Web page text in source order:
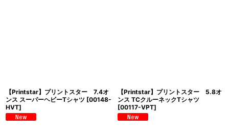
【Printstar】プリントスター 7.4オ
ンス スーパーヘビーTシャツ [00148-
HVT]
【Printstar】プリントスター 5.8オ
ンス TCクルーネックTシャツ
[00117-VPT]